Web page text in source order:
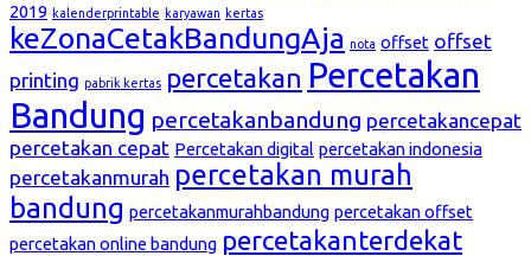
2019 kalenderprintable karyawan kertas
keZonaCetakBandungAja nota offset offset
printing pabrik kertas percetakan Percetakan
Bandung percetakanbandung percetakancepat
percetakan cepat Percetakan digital percetakan indonesia
percetakanmurah percetakan murah
bandung percetakanmurahbandung percetakan offset
percetakan online bandung percetakanterdekat